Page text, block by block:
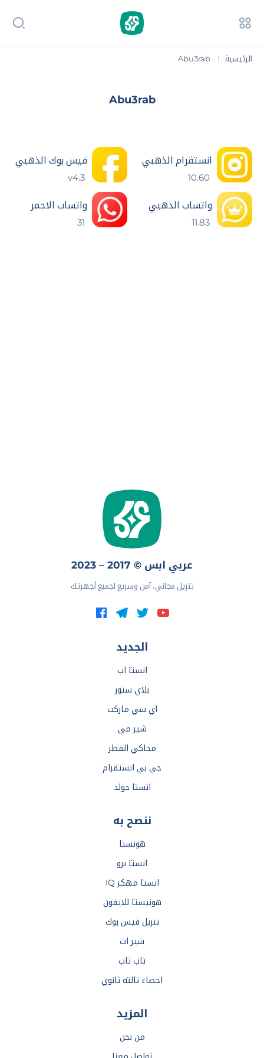
الرئيسية |
Abu3rab
Abu3rab
انستقرام الذهبي
فيس بوك الذهبي
واتساب الذهبي
واتساب الاحمر
عربي ابس © 2017 – 2023
تنزيل مجاني، آمن وسريع لجميع أجهزتك
الجديد
انستا اب
بلاي ستور
اي سي ماركت
شير مي
محاكي الفطر
جي بي انستقرام
انستا جولد
ننصح به
هونستا
انستا برو
انستا مهكر IQ
هونيستا للايفون
تنزيل فيس بوك
شير ات
تاب تاب
احصاء تالته ثانوي
المزيد
من نحن